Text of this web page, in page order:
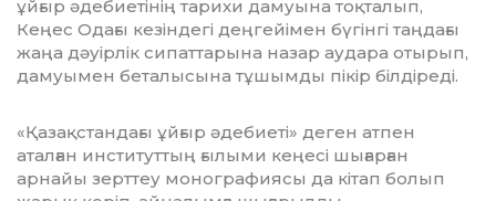
ұйғыр әдебиетінің тарихи дамуына тоқталып,
Кеңес Одағы кезіндегі деңгейімен бүгінгі таңдағы
жаңа дәуірлік сипаттарына назар аудара отырып,
дамуымен беталысына тұшымды пікір білдіреді.
«Қазақстандағы ұйғыр әдебиеті» деген ат­пен
аталған институттың ғылыми кеңесі шығарған
арнайы зерттеу монографиясы да кітап болып